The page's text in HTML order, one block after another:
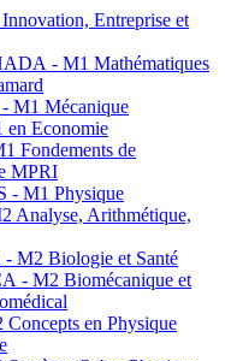
Entreprise et
- M1 Mathématiques
M1 Mécanique
Economie
Fondements de
MPRI
- M1 Physique
Analyse, Arithmétique,
M2 Biologie et Santé
- M2 Biomécanique et
en Physique